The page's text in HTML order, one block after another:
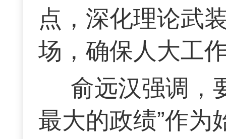
点，深化理论武
场，确保人大工
俞远汉强调，
最大的政绩”作为